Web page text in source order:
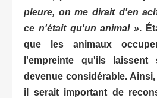
pleure, on me dirait d'en
ce n'était qu'un animal ».
que les animaux
l'empreinte qu'ils
devenue considérable.
il serait important de